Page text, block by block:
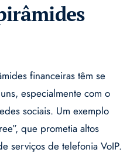
financeiras têm se
especialmente com o
sociais. Um exemplo
que prometia altos
serviços de telefonia VoIP.